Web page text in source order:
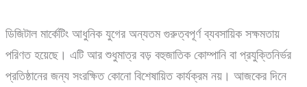
ডিজিটাল মার্কেটিং আধুনিক যুগের অন্যতম গুরুত্বপূর্ণ ব্যবসায়িক সক্ষমতায়
পরিণত হয়েছে। এটি আর শুধুমাত্র বড় বহুজাতিক কোম্পানি বা প্রযুক্তিনির্ভর
প্রতিষ্ঠানের জন্য সংরক্ষিত কোনো বিশেষায়িত কার্যক্রম নয়। আজকের দিনে